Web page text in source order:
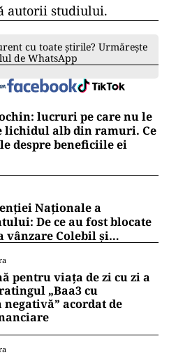
autorii studiului.
cu toate știrile? Urmărește
de WhatsApp
lucruri pe care nu le
lichidul alb din ramuri. Ce
despre beneficiile ei
Naționale a
De ce au fost blocate
vânzare Colebil și
pentru viața de zi cu zi a
„Baa3 cu
negativă” acordat de